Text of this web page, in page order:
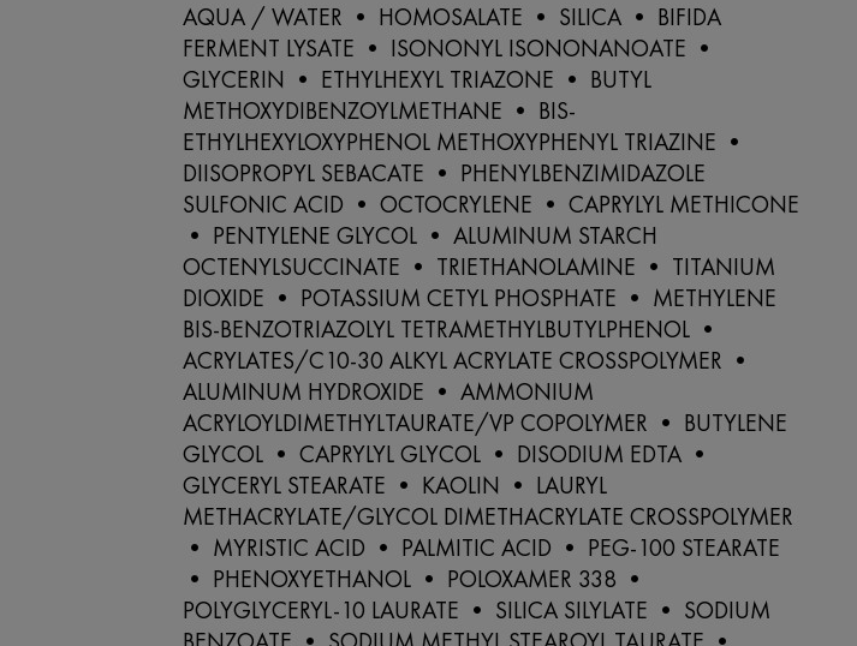
AQUA / WATER • HOMOSALATE • SILICA • BIFIDA
FERMENT LYSATE • ISONONYL ISONONANOATE •
GLYCERIN • ETHYLHEXYL TRIAZONE • BUTYL
METHOXYDIBENZOYLMETHANE • BIS-
ETHYLHEXYLOXYPHENOL METHOXYPHENYL TRIAZINE •
DIISOPROPYL SEBACATE • PHENYLBENZIMIDAZOLE
SULFONIC ACID • OCTOCRYLENE • CAPRYLYL METHICONE
• PENTYLENE GLYCOL • ALUMINUM STARCH
OCTENYLSUCCINATE • TRIETHANOLAMINE • TITANIUM
DIOXIDE • POTASSIUM CETYL PHOSPHATE • METHYLENE
BIS-BENZOTRIAZOLYL TETRAMETHYLBUTYLPHENOL •
ACRYLATES/C10-30 ALKYL ACRYLATE CROSSPOLYMER •
ALUMINUM HYDROXIDE • AMMONIUM
ACRYLOYLDIMETHYLTAURATE/VP COPOLYMER • BUTYLENE
GLYCOL • CAPRYLYL GLYCOL • DISODIUM EDTA •
GLYCERYL STEARATE • KAOLIN • LAURYL
METHACRYLATE/GLYCOL DIMETHACRYLATE CROSSPOLYMER
• MYRISTIC ACID • PALMITIC ACID • PEG-100 STEARATE
• PHENOXYETHANOL • POLOXAMER 338 •
POLYGLYCERYL-10 LAURATE • SILICA SILYLATE • SODIUM